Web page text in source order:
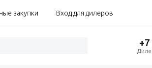
закупки Вход для дилеров